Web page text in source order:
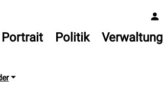
Portrait Politik Verwaltung